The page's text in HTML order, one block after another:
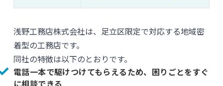
浅野工務店株式会社は、足立区限定で対応する地域密
着型の工務店です。
同社の特徴は以下のとおりです。
電話一本で駆けつけてもらえるため、困りごとをすぐ
に相談できる